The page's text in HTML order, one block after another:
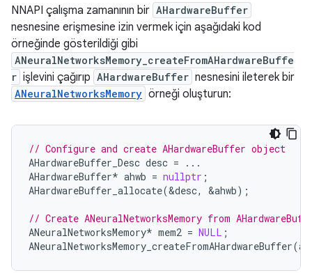
NNAPI çalışma zamanının bir AHardwareBuffer
nesnesine erişmesine izin vermek için aşağıdaki kod
örneğinde gösterildiği gibi
ANeuralNetworksMemory_createFromAHardwareBuffe
r işlevini çağırıp AHardwareBuffer nesnesini ileterek bir
ANeuralNetworksMemory örneği oluşturun:
// Configure and create AHardwareBuffer object
AHardwareBuffer_Desc desc =
...
AHardwareBuffer* ahwb = nullptr ;
AHardwareBuffer_allocate(&desc, &ahwb);
// Create ANeuralNetworksMemory from
ANeuralNetworksMemory* mem2 = NULL ;
ANeuralNetworksMemory_createFromAHardwareBuffer(